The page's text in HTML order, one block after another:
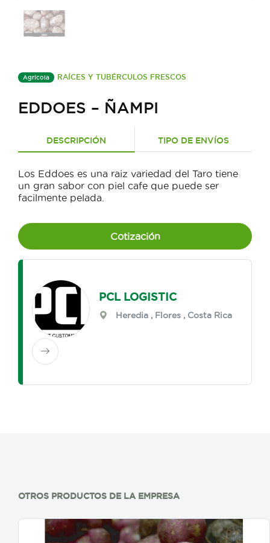
Agrícola RAÍCES Y TUBÉRCULOS FRESCOS
EDDOES – ÑAMPI
DESCRIPCIÓN TIPO DE ENVÍOS
Los Eddoes es una raiz variedad del Taro tiene
un gran sabor con piel cafe que puede ser
facilmente pelada.
Cotización
PCL LOGISTIC
Heredia , Flores , Costa Rica
OTROS PRODUCTOS DE LA EMPRESA